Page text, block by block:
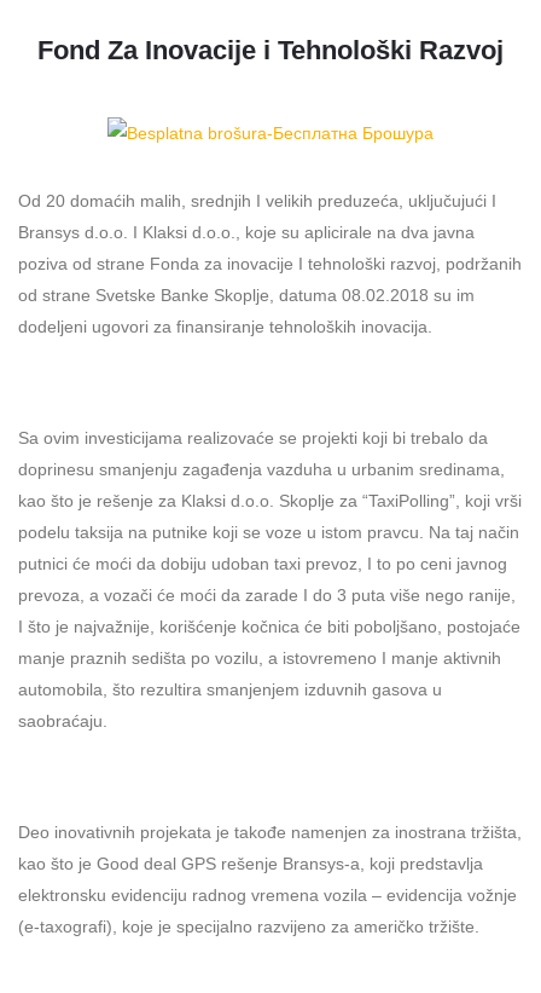
Fond Za Inovacije i Tehnološki Razvoj
Od 20 domaćih malih, srednjih I velikih preduzeća, uključujući I
Bransys d.o.o. I Klaksi d.o.o., koje su aplicirale na dva javna
poziva od strane Fonda za inovacije I tehnološki razvoj, podržanih
od strane Svetske Banke Skoplje, datuma 08.02.2018 su im
dodeljeni ugovori za finansiranje tehnoloških inovacija.
Sa ovim investicijama realizovaće se projekti koji bi trebalo da
doprinesu smanjenju zagađenja vazduha u urbanim sredinama,
kao što je rešenje za Klaksi d.o.o. Skoplje za “TaxiPolling”, koji vrši
podelu taksija na putnike koji se voze u istom pravcu. Na taj način
putnici će moći da dobiju udoban taxi prevoz, I to po ceni javnog
prevoza, a vozači će moći da zarade I do 3 puta više nego ranije,
I što je najvažnije, korišćenje kočnica će biti poboljšano, postojaće
manje praznih sedišta po vozilu, a istovremeno I manje aktivnih
automobila, što rezultira smanjenjem izduvnih gasova u
saobraćaju.
Deo inovativnih projekata je takođe namenjen za inostrana tržišta,
kao što je Good deal GPS rešenje Bransys-a, koji predstavlja
elektronsku evidenciju radnog vremena vozila – evidencija vožnje
(e-taxografi), koje je specijalno razvijeno za američko tržište.